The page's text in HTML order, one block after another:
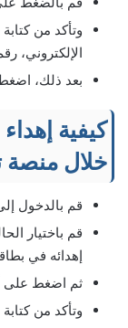
وتأكد من
الإلكتروني،
بعد ذلك،
كيفية
خلال منصة
قم بالدخول
قم باختيار
إهدائه في
ثم اضغط على
وتأكد من